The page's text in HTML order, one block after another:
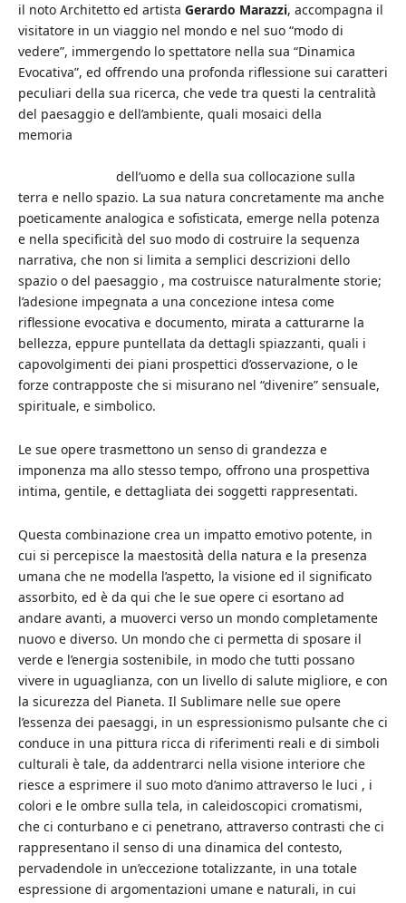
il noto Architetto ed artista Gerardo Marazzi, accompagna il
visitatore in un viaggio nel mondo e nel suo “modo di
vedere”, immergendo lo spettatore nella sua “Dinamica
Evocativa”, ed offrendo una profonda riflessione sui caratteri
peculiari della sua ricerca, che vede tra questi la centralità
del paesaggio e dell’ambiente, quali mosaici della
memoria
dell’uomo e della sua collocazione sulla
terra e nello spazio. La sua natura concretamente ma anche
poeticamente analogica e sofisticata, emerge nella potenza
e nella specificità del suo modo di costruire la sequenza
narrativa, che non si limita a semplici descrizioni dello
spazio o del paesaggio , ma costruisce naturalmente storie;
l’adesione impegnata a una concezione intesa come
riflessione evocativa e documento, mirata a catturarne la
bellezza, eppure puntellata da dettagli spiazzanti, quali i
capovolgimenti dei piani prospettici d’osservazione, o le
forze contrapposte che si misurano nel “divenire” sensuale,
spirituale, e simbolico.
Le sue opere trasmettono un senso di grandezza e
imponenza ma allo stesso tempo, offrono una prospettiva
intima, gentile, e dettagliata dei soggetti rappresentati.
Questa combinazione crea un impatto emotivo potente, in
cui si percepisce la maestosità della natura e la presenza
umana che ne modella l’aspetto, la visione ed il significato
assorbito, ed è da qui che le sue opere ci esortano ad
andare avanti, a muoverci verso un mondo completamente
nuovo e diverso. Un mondo che ci permetta di sposare il
verde e l’energia sostenibile, in modo che tutti possano
vivere in uguaglianza, con un livello di salute migliore, e con
la sicurezza del Pianeta. Il Sublimare nelle sue opere
l’essenza dei paesaggi, in un espressionismo pulsante che ci
conduce in una pittura ricca di riferimenti reali e di simboli
culturali è tale, da addentrarci nella visione interiore che
riesce a esprimere il suo moto d’animo attraverso le luci , i
colori e le ombre sulla tela, in caleidoscopici cromatismi,
che ci conturbano e ci penetrano, attraverso contrasti che ci
rappresentano il senso di una dinamica del contesto,
pervadendole in un’eccezione totalizzante, in una totale
espressione di argomentazioni umane e naturali, in cui